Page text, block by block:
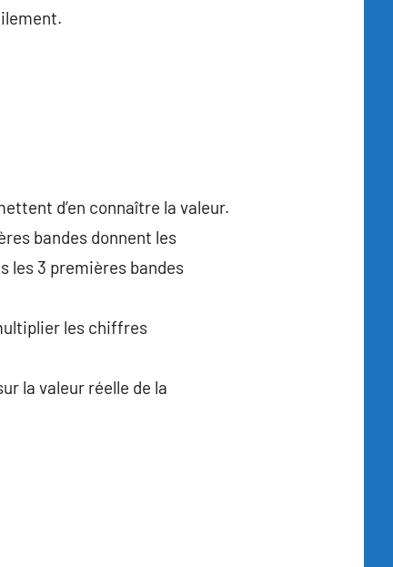
d‘en connaître la valeur.
bandes donnent les
les 3 premières bandes
les chiffres
la valeur réelle de la